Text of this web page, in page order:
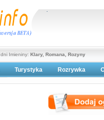
dni Imieniny: Klary, Romana, Rozyny
Turystyka
Polityka prywatności
Rozrywka